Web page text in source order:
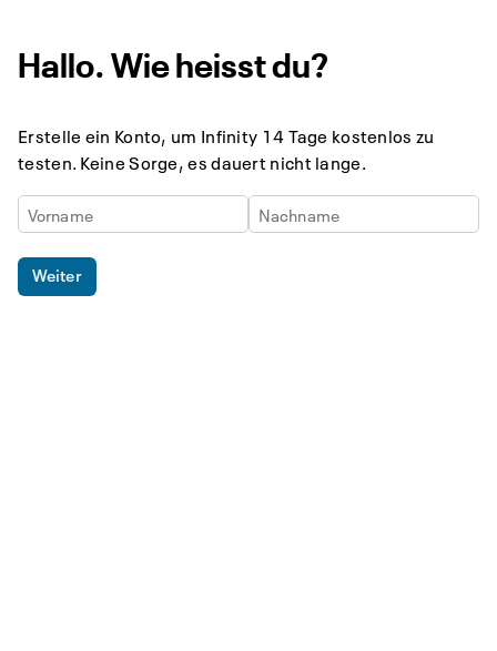
Hallo. Wie heisst du?
Erstelle ein Konto, um Infinity 14 Tage kostenlos zu
testen. Keine Sorge, es dauert nicht lange.
Weiter